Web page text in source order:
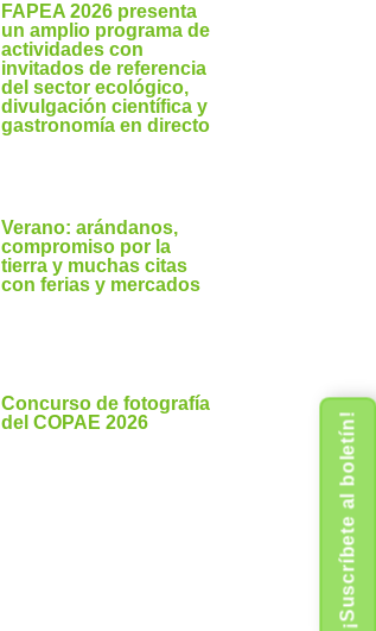
FAPEA 2026 presenta
un amplio programa de
actividades con
invitados de referencia
del sector ecológico,
divulgación científica y
gastronomía en directo
Verano: arándanos,
compromiso por la
tierra y muchas citas
con ferias y mercados
Concurso de fotografía
del COPAE 2026
¡Suscríbete al boletín!